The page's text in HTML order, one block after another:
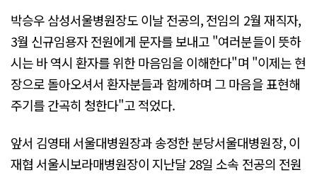
박승우 삼성서울병원장도 이날 전공의, 전임의 2월 재직자,
3월 신규임용자 전원에게 문자를 보내고 "여러분들이 뜻하
시는 바 역시 환자를 위한 마음임을 이해한다"며 "이제는 현
장으로 돌아오셔서 환자분들과 함께하며 그 마음을 표현해
주기를 간곡히 청한다"고 적었다.
앞서 김영태 서울대병원장과 송정한 분당서울대병원장, 이
재협 서울시보라매병원장이 지난달 28일 소속 전공의 전원